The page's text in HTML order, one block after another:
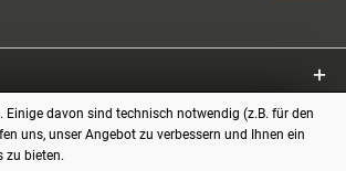
Einige davon sind technisch notwendig (z.B. für den
uns, unser Angebot zu verbessern und Ihnen ein
zu bieten.